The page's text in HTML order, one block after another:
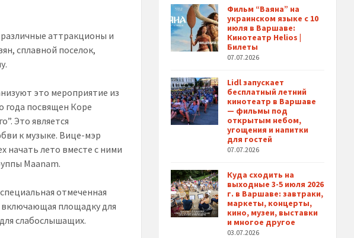
аттракционы и
сплавной поселок,
это мероприятие из
года посвящен Коре
Это является
к музыке. Вице-мэр
начать лето вместе с ними
Maanam.
отмеченная
площадку для
слабослышащих.
Фильм “Ваяна” на
украинском языке с 10
июля в Варшаве:
Кинотеатр Helios |
Билеты
07.07.2026
Lidl запускает
бесплатный летний
кинотеатр в Варшаве
— фильмы под
открытым небом,
угощения и напитки
для гостей
07.07.2026
Куда сходить на
выходные 3-5 июля 2026
г. в Варшаве: завтраки,
маркеты, концерты,
кино, музеи, выставки
и многое другое
03.07.2026